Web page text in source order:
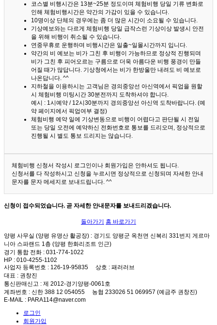
코스별 비행시간은 13분~25분 정도이며 체험비행 당일 기류 변화로
인해 체험비행시간은 약간의 가감이 있을 수 있습니다.
10명이상 단체의 경우에는 좀 더 많은 시간이 소요될 수 있습니다.
기상예보와는 다르게 체험비행 당일 급작스런 기상이상 발생시 안전
을 위해 비행이 취소될 수 있습니다.
연중무휴로 운행하며 비행시간은 일출~일몰시간까지 입니다.
약간의 비 예보는 비가 그친 후 비행이 가능하므로 정상적 진행되며
비가 그친 후 피어오르는 구름으로 더욱 아름다운 비행 풍경이 만들
어질 때가 많답니다. 기상청에서는 비가 한방울만 내려도 비 예보로
나온답니다. ^^
지하철을 이용하시는 고객님은 경의중앙선 아신역에서 픽업을 원할
시 체험비행 미팅시간 30분전까지 도착하셔야 합니다.
예시 : 1시예약 / 12시30분까지 경의중앙선 아신역 도착바랍니다. (예
약 페이지에서 픽업여부 결정)
체험비행 예약 일에 기상변동으로 비행이 어렵다고 판단될 시 전일
또는 당일 오전에 예약하신 전화번호로 통보를 드리오며, 정상적으로
진행될 시 별도 통보 드리지는 않습니다.
체험비행 신청서 작성시 로그인이나 회원가입은 안하셔도 됩니다.
신청서를 다 작성하시고 신청을 누르시면 정상적으로 신청되며 자세한 안내
문자를 문자 메세지로 보내드립니다. ^^
신청이 접수되었습니다. 곧 자세한 안내문자를 보내드리겠습니다.
돌아가기 홈 바로가기
양평 사무실 (양평 유명산 활공장) : 경기도 양평군 옥천면 신복리 331번지 게르마
니아 스파랜드 1층 (양평 한화리조트 인근)
경기 통합 전화 : 031-774-1022
HP : 010-4255-1102
사업자 등록번호 : 126-19-95835 상호 : 패러러브
대표 : 권창진
통신판매신고 : 제 2012-경기양평-0061호
계좌번호 : 신한 388 12 054055 농협 233026 51 069957 (예금주 권창진)
E-MAIL : PARA114@naver.com
로그인
회원가입